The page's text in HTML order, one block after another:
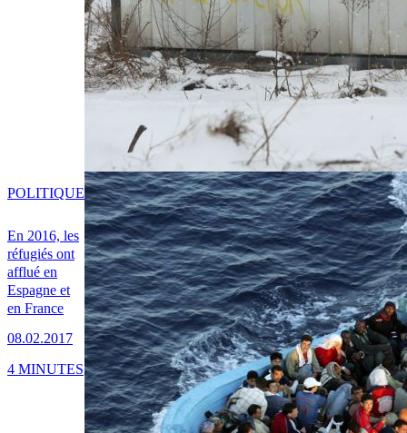
En 2016, les
réfugiés ont
afflué en
Espagne et
en France
08.02.2017
POLITIQUE
4 MINUTES